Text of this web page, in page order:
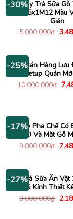
-30%Quầy Trà Sữa Gỗ
2M45x1M12 Màu
Giản
5,000,000₫ Giá
gốc
-25%
Xe Bán Hàng
Setup Quán
10,000,000₫ Giá
gốc
-17%
Quầy Pha Chế Có
LED Và Mặt Gỗ
9,000,000₫ Giá
gốc
-27%
Xe Trà Sữa Ăn Vặt
Cũ Tủ Kính Thiết
3,000,000₫ Giá
gốc